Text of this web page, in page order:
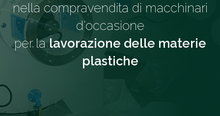
nella compravendita di macchinari
d'occasione
per lalavorazione delle materie
plastiche